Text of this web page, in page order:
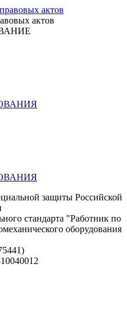
актов
защиты Российской
стандарта "Работник по
оборудования